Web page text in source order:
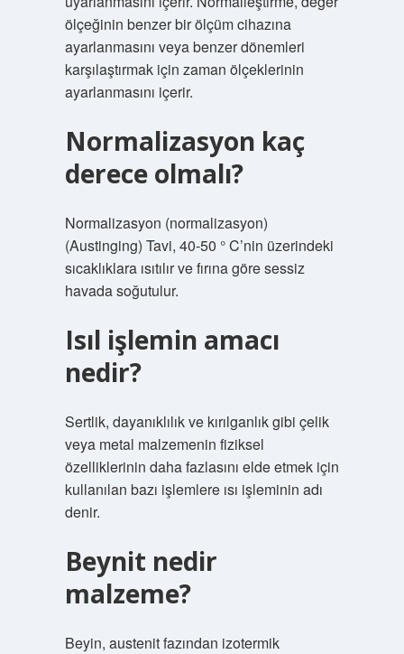
ölçeğinin benzer bir ölçüm cihazına
ayarlanmasını veya benzer dönemleri
karşılaştırmak için zaman ölçeklerinin
ayarlanmasını içerir.
Normalizasyon kaç
derece olmalı?
Normalizasyon (normalizasyon)
(Austinging) Tavi, 40-50 ° C’nin üzerindeki
sıcaklıklara ısıtılır ve fırına göre sessiz
havada soğutulur.
Isıl işlemin amacı
nedir?
Sertlik, dayanıklılık ve kırılganlık gibi çelik
veya metal malzemenin fiziksel
özelliklerinin daha fazlasını elde etmek için
kullanılan bazı işlemlere ısı işleminin adı
denir.
Beynit nedir
malzeme?
Beyin, austenit fazından izotermik